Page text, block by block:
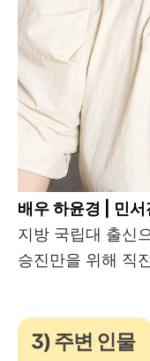
배우 하윤경 | 민서
지방 국립대 출신
승진만을 위해 직
3) 주변 인물